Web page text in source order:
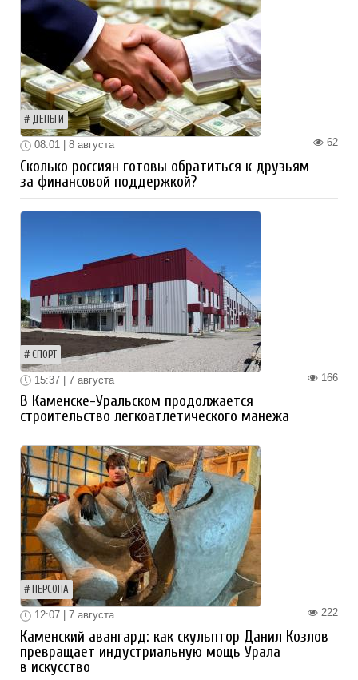
ДЕНЬГИ
62
08:01 | 8 августа
Сколько россиян готовы обратиться к друзьям
за финансовой поддержкой?
СПОРТ
166
15:37 | 7 августа
В Каменске-Уральском продолжается
строительство легкоатлетического манежа
ПЕРСОНА
222
12:07 | 7 августа
Каменский авангард: как скульптор Данил Козлов
превращает индустриальную мощь Урала
в искусство